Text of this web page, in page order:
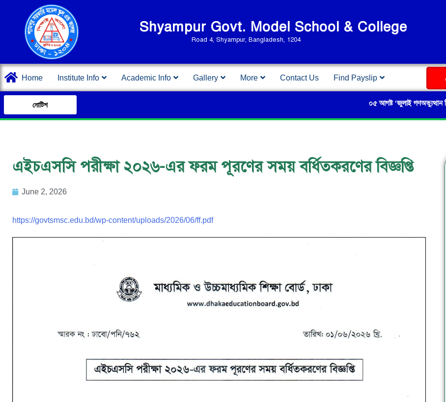
Shyampur Govt. Model School & College
Road 4, Shyampur, Bangladesh, 1204
Home Institute Info Academic Info Gallery More Contact Us Find Payslip
নোটিশ ০৫ আগষ্ট ‘জুলাই গণঅভ্যুত্থান দিবস-২০২৬
এইচএসসি পরীক্ষা ২০২৬-এর ফরম পূরণের সময় বর্ধিতকরণের বিজ্ঞপ্তি
June 2, 2026
https://govtsmsc.edu.bd/wp-content/uploads/2026/06/ff.pdf